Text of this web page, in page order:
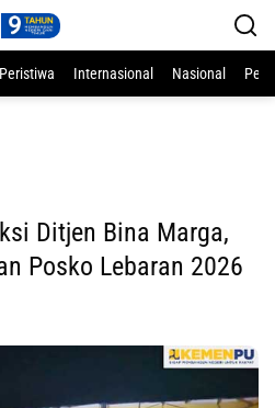
Internasional Nasional
Ditjen Bina Marga,
Posko Lebaran 2026